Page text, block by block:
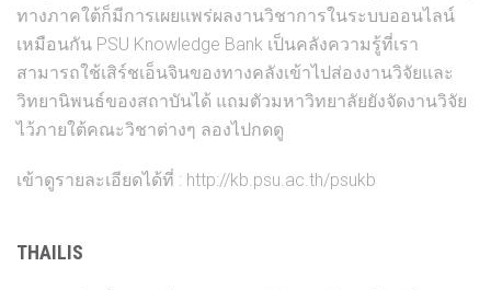
ทางภาคใต้ก็มีการเผยแพร่ผลงานวิชาการในระบบออนไลน์
เหมือนกัน PSU Knowledge Bank เป็นคลังความรู้ที่เรา
สามารถใช้เสิร์ชเอ็นจินของทางคลังเข้าไปส่องงานวิจัยและ
วิทยานิพนธ์ของสถาบันได้ แถมตัวมหาวิทยาลัยยังจัดงานวิจัย
ไว้ภายใต้คณะวิชาต่างๆ ลองไปกดดู
เข้าดูรายละเอียดได้ที่ : http://kb.psu.ac.th/psukb
THAILIS